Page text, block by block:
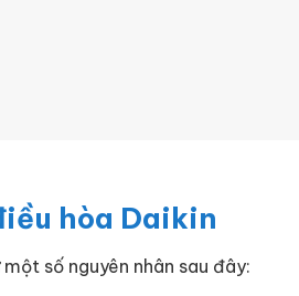
hòa Daikin
số nguyên nhân sau đây: